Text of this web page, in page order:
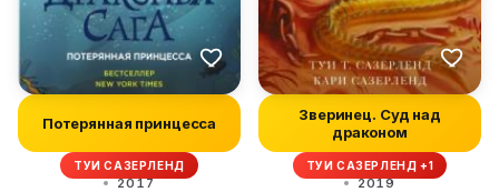
Потерянная принцесса
ТУИ САЗЕРЛЕНД
2017
Зверинец. Суд над
драконом
ТУИ САЗЕРЛЕНД +1
2019